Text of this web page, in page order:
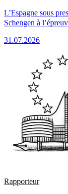
L’Espagne sous
Schengen à
31.07.2026
Rapporteur